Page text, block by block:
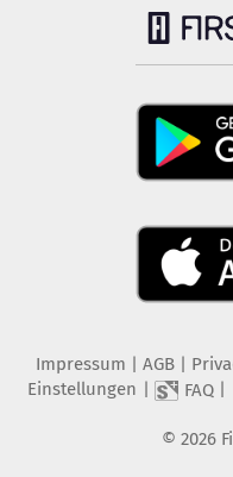
Impressum AGB
Einstellungen
FAQ|
© 2026